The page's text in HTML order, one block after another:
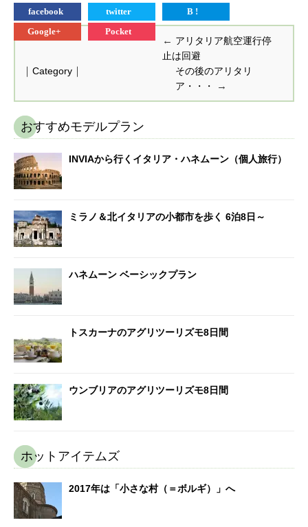
facebook twitter
B !
Google+
Pocket
← アリタリア航空運行停
止は回避
｜ Category ｜
その後のアリタリ
ア・・・
→
おすすめモデルプラン
INVIAから行くイタリア・ハネムーン（個人旅行）
ミラノ＆北イタリアの小都市を歩く 6泊8日～
ハネムーン ベーシックプラン
トスカーナのアグリツーリズモ8日間
ウンブリアのアグリツーリズモ8日間
ホットアイテムズ
2017年は「小さな村（＝ボルギ）」へ